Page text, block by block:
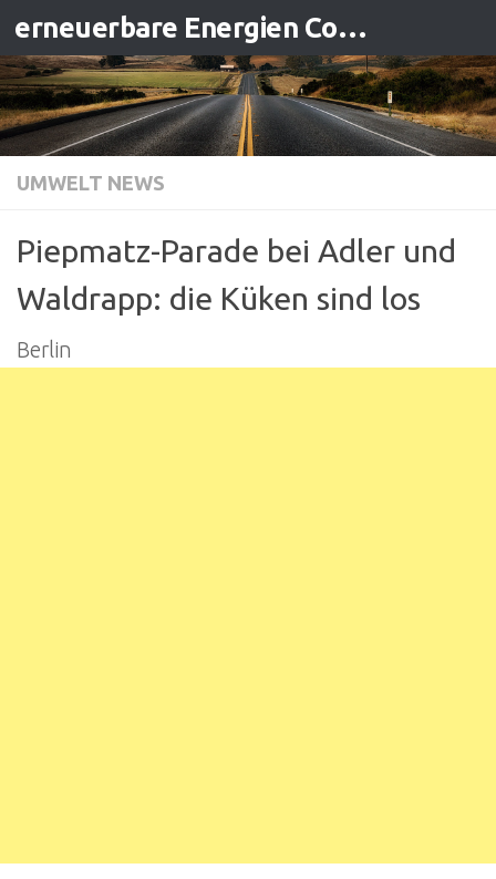
Zum Inhalt springen erneuerbare Energien Contracting
UMWELT NEWS
Piepmatz-Parade bei Adler und
Waldrapp: die Küken sind los
Berlin